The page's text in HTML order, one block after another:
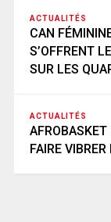
ACTUALITÉS
CAN
S’OFFRENT
SUR LES
ACTUALITÉS
FAIRE